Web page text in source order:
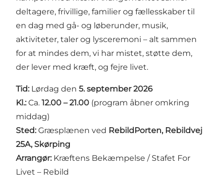
deltagere, frivillige, familier og fællesskaber til
en dag med gå- og løberunder, musik,
aktiviteter, taler og lysceremoni – alt sammen
for at mindes dem, vi har mistet, støtte dem,
der lever med kræft, og fejre livet.
Tid: Lørdag den 5. september 2026
Kl.: Ca. 12.00 – 21.00 (program åbner omkring
middag)
Sted: Græsplænen ved RebildPorten, Rebildvej
25A, Skørping
Arrangør: Kræftens Bekæmpelse / Stafet For
Livet – Rebild